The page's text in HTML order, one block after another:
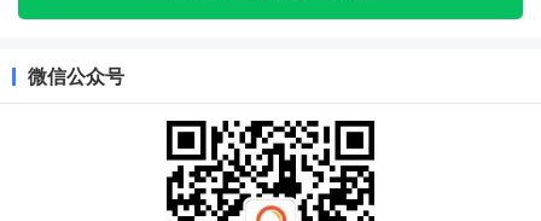
微信公众号